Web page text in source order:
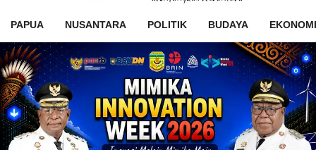
PAPUA NUSANTARA POLITIK BUDAYA EKONOMI